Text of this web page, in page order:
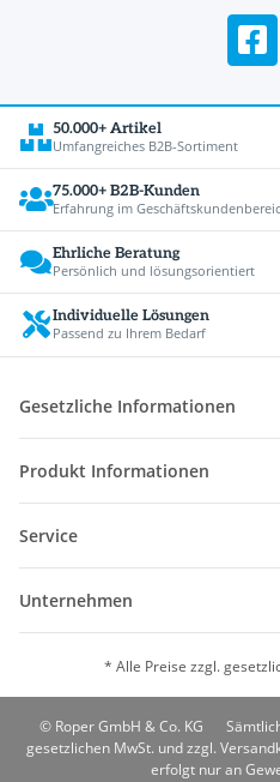
50.000+ Artikel
Umfangreiches B2B-Sortiment
75.000+ B2B-Kunden
Erfahrung im
Ehrliche Beratung
Persönlich und lösungsorientiert
Individuelle Lösungen
Passend zu Ihrem Bedarf
Gesetzliche Informationen
Produkt Informationen
Service
Unternehmen
* Alle Preise zzgl.
© Roper GmbH & Co. KG
gesetzlichen MwSt. und zzgl.
erfolgt nur an